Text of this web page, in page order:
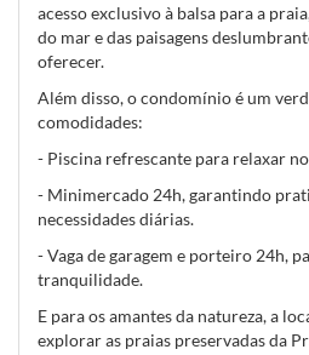
acesso exclusivo à balsa para a
do mar e das paisagens
oferecer.
Além disso, o condomínio é um
comodidades:
- Piscina refrescante para relaxar
- Minimercado 24h, garantindo
necessidades diárias.
- Vaga de garagem e porteiro 24h,
tranquilidade.
E para os amantes da natureza, a
explorar as praias preservadas da